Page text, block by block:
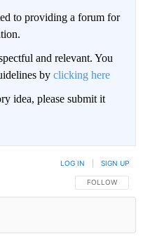
to providing a forum for
and relevant. You
by clicking here
idea, please submit it
FOLLOW THIS
FOLLOW
LOG IN SIGN UP